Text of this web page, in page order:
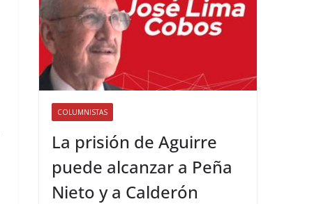
COLUMNISTAS
La prisión de Aguirre
puede alcanzar a Peña
Nieto y a Calderón